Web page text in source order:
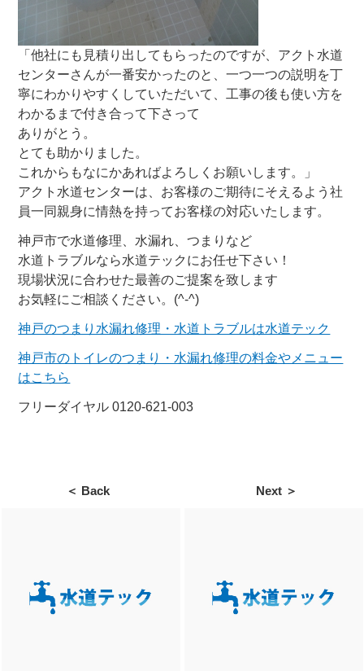
「他社にも見積り出してもらったのですが、アクト水道
センターさんが一番安かったのと、一つ一つの説明を丁
寧にわかりやすくしていただいて、工事の後も使い方を
わかるまで付き合って下さって
ありがとう。
とても助かりました。
これからもなにかあればよろしくお願いします。」
アクト水道センターは、お客様のご期待にそえるよう社
員一同親身に情熱を持ってお客様の対応いたします。
神戸市で水道修理、水漏れ、つまりなど
水道トラブルなら水道テックにお任せ下さい！
現場状況に合わせた最善のご提案を致します
お気軽にご相談ください。(^-^)
神戸のつまり水漏れ修理・水道トラブルは水道テック
神戸市のトイレのつまり・水漏れ修理の料金やメニュー
はこちら
フリーダイヤル 0120-621-003
＜ Back Next ＞